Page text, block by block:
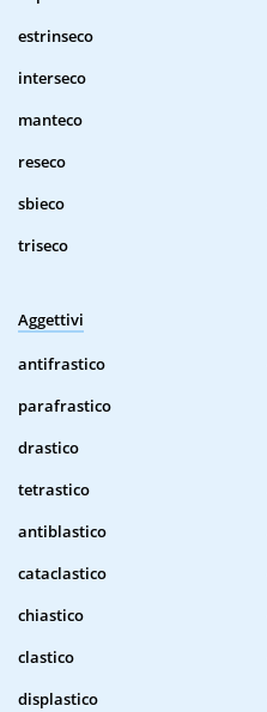
estrinseco
interseco
manteco
reseco
sbieco
triseco
Aggettivi
antifrastico
parafrastico
drastico
tetrastico
antiblastico
cataclastico
chiastico
clastico
displastico